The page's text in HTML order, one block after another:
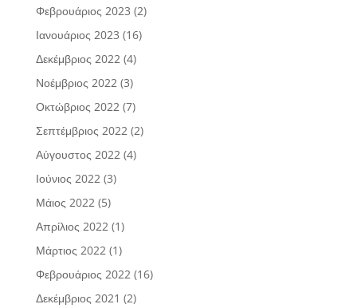
Φεβρουάριος 2023 (2)
Ιανουάριος 2023 (16)
Δεκέμβριος 2022(4)
Νοέμβριος 2022(3)
Οκτώβριος 2022(7)
Σεπτέμβριος 2022(2)
Αύγουστος 2022(4)
Ιούνιος 2022(3)
Μάιος 2022(5)
Απρίλιος 2022(1)
Μάρτιος 2022(1)
Φεβρουάριος 2022(16)
Δεκέμβριος 2021 (2)